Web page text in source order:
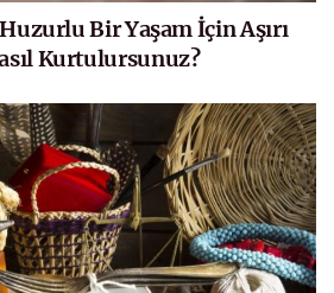
Bir Yaşam İçin Aşırı
Kurtulursunuz?